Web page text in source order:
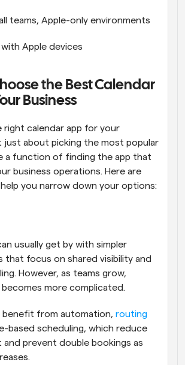
teams, Apple-only environments
with Apple devices
the Best Calendar
Business
right calendar app for your
just about picking the most popular
a function of finding the app that
business operations. Here are
you narrow down your options:
usually get by with simpler
that focus on shared visibility and
However, as teams grow,
more complicated.
benefit from automation, routing
based scheduling, which reduce
and prevent double bookings as